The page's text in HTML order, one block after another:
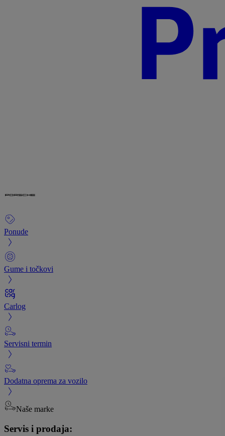
Ponude
Gume i točkovi
Carlog
Servisni termin
Dodatna oprema za vozilo
Naše marke
Servis i prodaja: